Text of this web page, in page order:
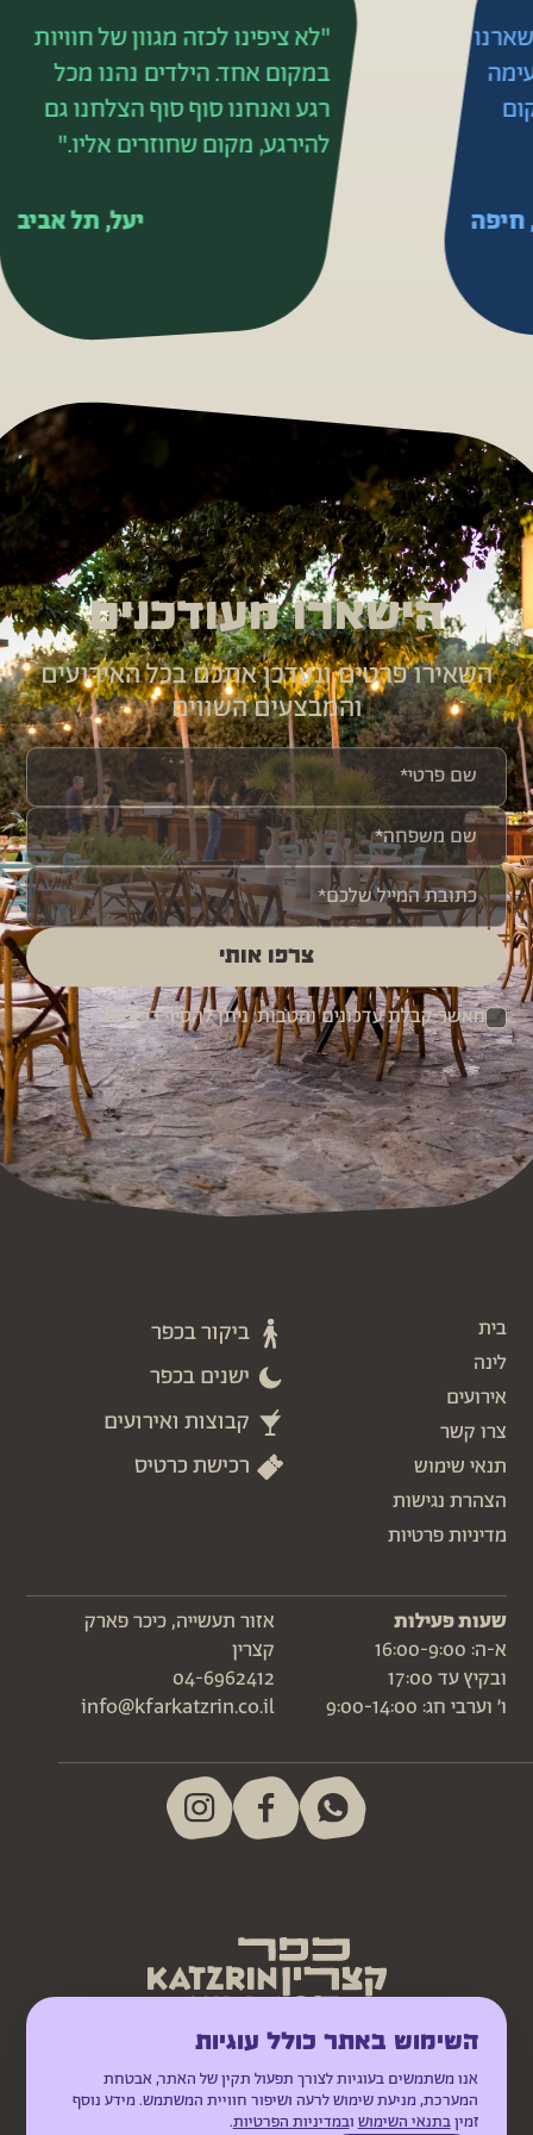
"לא ציפינו לכזה מגוון של חוויות
במקום אחד. הילדים נהנו מכל
רגע ואנחנו סוף סוף הצלחנו גם
להירגע, מקום שחוזרים אליו."
יעל, תל אביב
הישארו מעודכנים
השאירו פרטים ונעדכן אתכם בכל האירועים
והמבצעים השווים
צרפו אותי
מאשר קבלת עדכונים והטבות. ניתן להסיר בכל עת.
ביקור בכפר
ישנים בכפר
קבוצות ואירועים
רכישת כרטיס
בית
לינה
אירועים
צרו קשר
תנאי שימוש
הצהרת נגישות
מדיניות פרטיות
אזור תעשייה, כיכר פארק
קצרין
04-6962412
info@kfarkatzrin.co.il
שעות פעילות
א-ה: 16:00-9:00
ובקיץ עד 17:00
ו׳ וערבי חג: 9:00-14:00
השימוש באתר כולל עוגיות
אנו משתמשים בעוגיות לצורך תפעול תקין של האתר, אבטחת
המערכת, מניעת שימוש לרעה ושיפור חוויית המשתמש. מידע נוסף
זמיןבתנאי השימושובמדיניות הפרטיות.